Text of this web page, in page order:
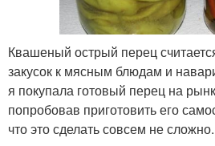
Квашеный острый перец
закусок к мясным блюдам и
я покупала готовый перец на
попробовав приготовить его
что это сделать совсем не сложно.